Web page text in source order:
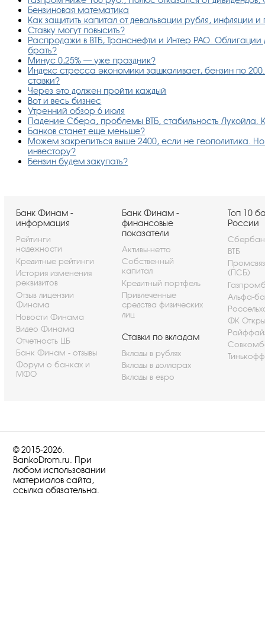
Бензиновая математика
Как защитить капитал от девальвации рубля, инфляции
Ставку могут повысить?
Распродажи в ВТБ, Транснефти и Интер РАО. Облигации
брать?
Минус 0,25% — уже праздник?
Индекс стресса экономики зашкаливает, бензин по
ставки?
Через это должен пройти каждый
Вот и весь бизнес
Утренний обзор 6 июля
Падение Сбера, проблемы ВТБ, стабильность Лукойла.
Банков станет еще меньше?
Можем закрепиться выше 2400, если не геополитика. Но
инвестору?
Бензин будем закупать?
Банк Финам -
информация
Рейтинги
надежности
Кредитные рейтинги
История изменения
реквизитов
Отзыв лицензии
Финама
Новости Финама
Видео Финама
Отчетность ЦБ
Банк Финам - отзывы
Форум о банках и
МФО
Банк Финам -
финансовые
показатели
Активы-нетто
Собственный
капитал
Кредитный портфель
Привлеченные
средства физических
лиц
Ставки по вкладам
Вклады в рублях
Вклады в долларах
Вклады в евро
Топ 10
России
ВТБ
(ПСБ)
Альфа-
ФК
© 2015-2026.
BankoDrom.ru. При
любом использовании
материалов сайта,
ссылка обязательна.